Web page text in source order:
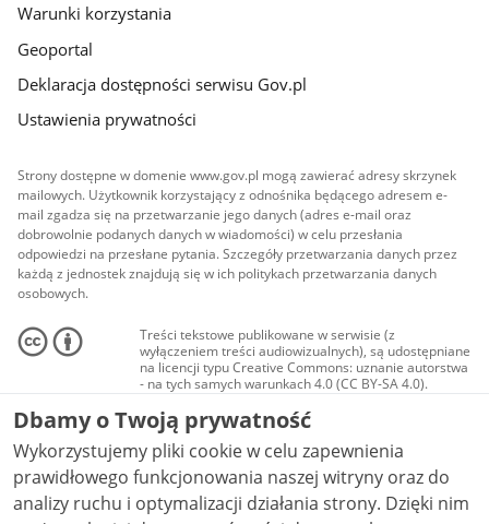
Warunki korzystania
Geoportal
Deklaracja dostępności serwisu Gov.pl
Ustawienia prywatności
Strony dostępne w domenie www.gov.pl mogą zawierać adresy skrzynek
mailowych. Użytkownik korzystający z odnośnika będącego adresem e-
mail zgadza się na przetwarzanie jego danych (adres e-mail oraz
dobrowolnie podanych danych w wiadomości) w celu przesłania
odpowiedzi na przesłane pytania. Szczegóły przetwarzania danych przez
każdą z jednostek znajdują się w ich politykach przetwarzania danych
osobowych.
Treści tekstowe publikowane w serwisie (z
wyłączeniem treści audiowizualnych), są udostępniane
na licencji typu Creative Commons: uznanie autorstwa
- na tych samych warunkach 4.0 (CC BY-SA 4.0).
Materiały audiowizualne, w tym zdjęcia, materiały
audio i wideo, są udostępniane na licencji typu
Creative Commons: uznanie autorstwa użycie
niekomercyjne - bez utworów zależnych 4.0 (CC BY-
NC-ND 4.0), o ile nie jest to stwierdzone inaczej.
Dbamy o Twoją prywatność
Wykorzystujemy pliki cookie w celu zapewnienia
prawidłowego funkcjonowania naszej witryny oraz do
analizy ruchu i optymalizacji działania strony. Dzięki nim